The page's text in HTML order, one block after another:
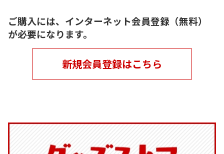
ご購入には、インターネット会員登録（無料）
が必要になります。
新規会員登録はこちら